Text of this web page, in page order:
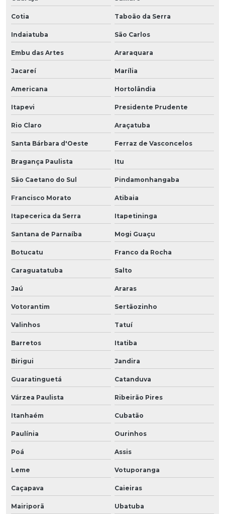
Cotia Taboão da Serra
Indaiatuba São Carlos
Embu das Artes Araraquara
Jacareí Marília
Americana Hortolândia
Itapevi Presidente Prudente
Rio Claro Araçatuba
Santa Bárbara d'Oeste Ferraz de Vasconcelos
Bragança Paulista Itu
São Caetano do Sul Pindamonhangaba
Francisco Morato Atibaia
Itapecerica da Serra Itapetininga
Santana de Parnaíba Mogi Guaçu
Botucatu Franco da Rocha
Caraguatatuba Salto
Jaú Araras
Votorantim Sertãozinho
Valinhos Tatuí
Barretos Itatiba
Birigui Jandira
Guaratinguetá Catanduva
Várzea Paulista Ribeirão Pires
Itanhaém Cubatão
Paulínia Ourinhos
Poá Assis
Leme Votuporanga
Caçapava Caieiras
Mairiporã Ubatuba